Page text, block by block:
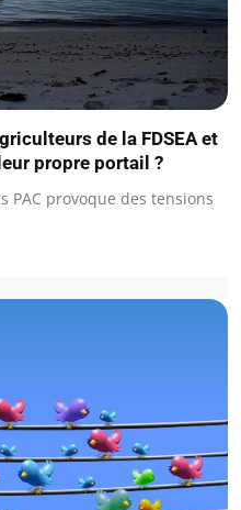
de la FDSEA et
propre portail ?
PAC provoque des tensions